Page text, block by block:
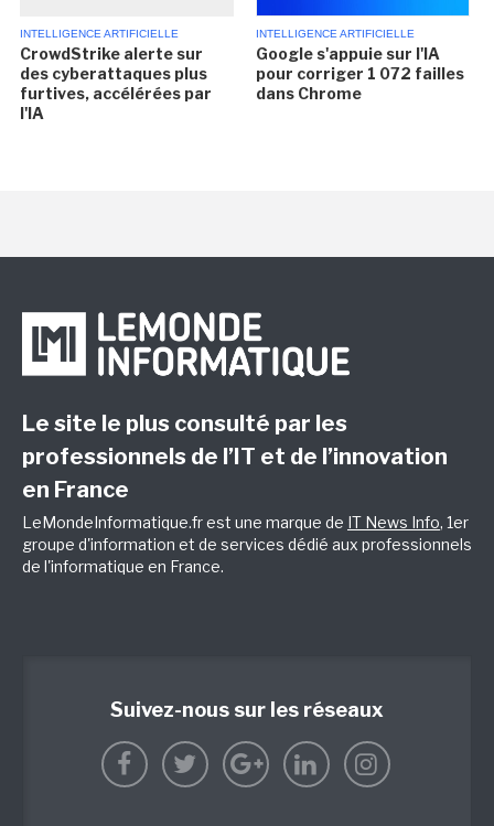
INTELLIGENCE ARTIFICIELLE
CrowdStrike alerte sur
des cyberattaques plus
furtives, accélérées par
l'IA
INTELLIGENCE ARTIFICIELLE
Google s'appuie sur l'IA
pour corriger 1 072 failles
dans Chrome
Le site le plus consulté par les
professionnels de l’IT et de l’innovation
en France
LeMondeInformatique.fr est une marque de IT News Info, 1er
groupe d'information et de services dédié aux professionnels
de l'informatique en France.
Suivez-nous sur les réseaux